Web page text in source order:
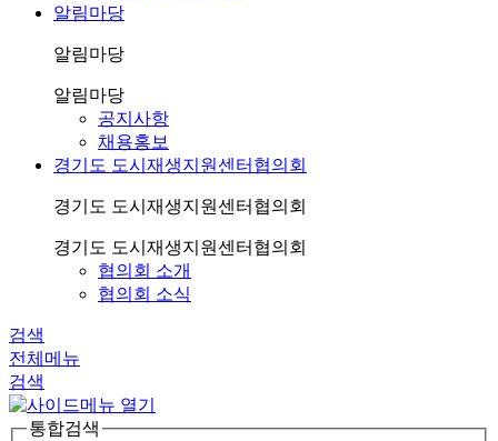
알림마당
알림마당
알림마당
공지사항
채용홍보
경기도 도시재생지원센터협의회
경기도 도시재생지원센터협의회
경기도 도시재생지원센터협의회
협의회 소개
협의회 소식
검색
전체메뉴
검색
통합검색